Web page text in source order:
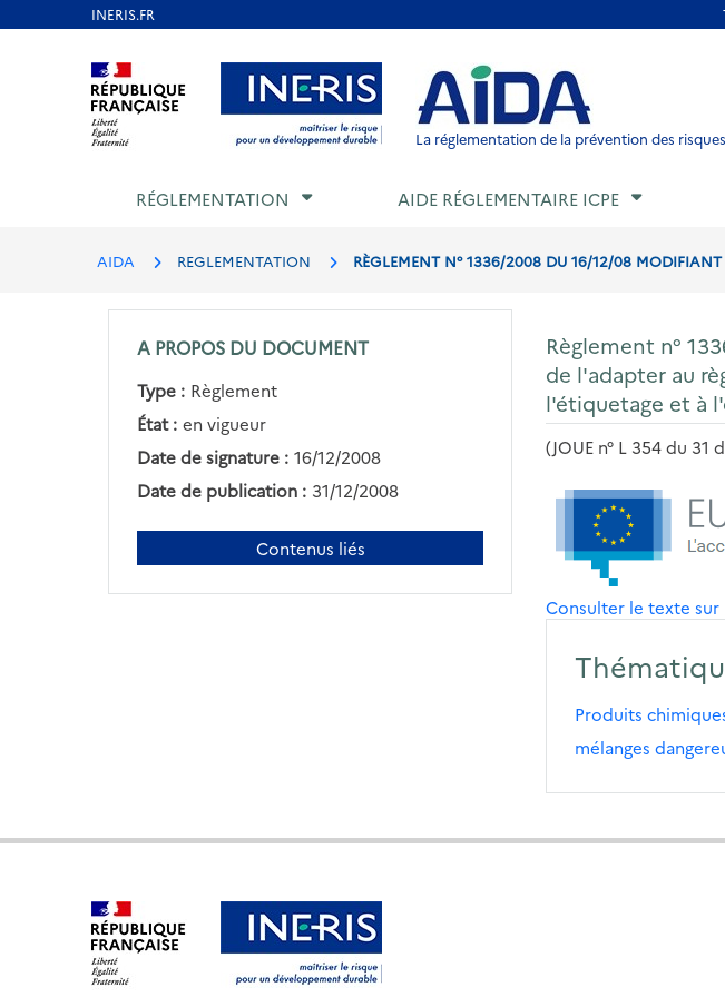
Aller au contenu Aller au menu Aller au pied de page
La réglementation de la prévention des
RÉGLEMENTATION AIDE RÉGLEMENTAIRE ICPE
AIDA REGLEMENTATION RÈGLEMENT N° 1336/2008 DU 16/12/08
A PROPOS DU DOCUMENT
Type : Règlement
État : en vigueur
Date de signature : 16/12/2008
Date de publication : 31/12/2008
Contenus liés
Règlement n°
de l'adapter au
l'étiquetage et à
(JOUE n° L 354 du 31
Consulter le texte sur
Produits
mélanges